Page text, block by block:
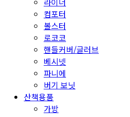
컴포터
볼스터
로코코
핸들커버/글러브
베시넷
파니에
버기 보닛
산책용품
가방